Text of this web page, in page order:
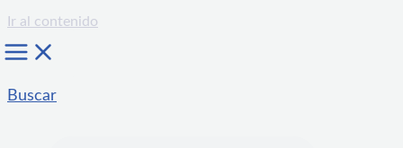
Ir al contenido
Buscar